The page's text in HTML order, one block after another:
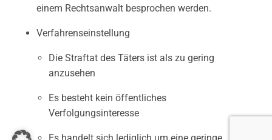
einem Rechtsanwalt besprochen werden.
Verfahrenseinstellung
Die Straftat des Täters ist als zu gering
anzusehen
Es besteht kein öffentliches
Verfolgungsinteresse